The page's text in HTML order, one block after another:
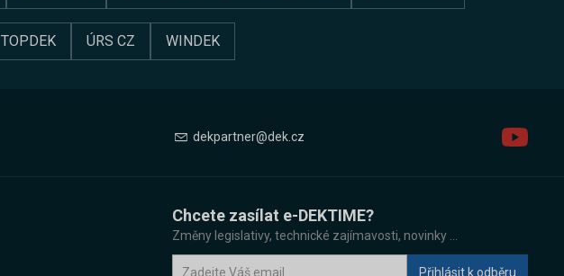
TOPDEK ÚRS CZ WINDEK
dekpartner@dek.cz
Chcete zasílat e-DEKTIME?
Změny legislativy, technické zajímavosti, novinky ...